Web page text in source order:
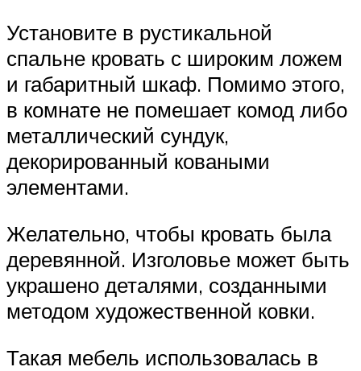
Установите в рустикальной
спальне кровать с широким ложем
и габаритный шкаф. Помимо этого,
в комнате не помешает комод либо
металлический сундук,
декорированный коваными
элементами.
Желательно, чтобы кровать была
деревянной. Изголовье может быть
украшено деталями, созданными
методом художественной ковки.
Такая мебель использовалась в